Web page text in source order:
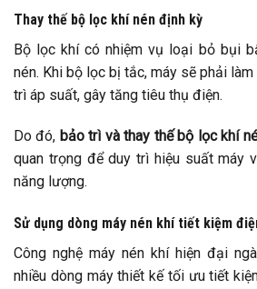
Thay thế bộ lọc khí nén định kỳ
Bộ lọc khí có nhiệm vụ loại bỏ bụi
nén. Khi bộ lọc bị tắc, máy sẽ phải
trì áp suất, gây tăng tiêu thụ điện.
Do đó, bảo trì và thay thế bộ lọc khí
quan trọng để duy trì hiệu suất máy
năng lượng.
Sử dụng dòng máy nén khí tiết kiệm
Công nghệ máy nén khí hiện đại
nhiều dòng máy thiết kế tối ưu tiết